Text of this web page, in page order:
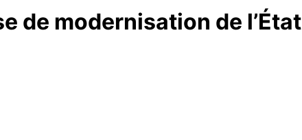
de modernisation de l’État